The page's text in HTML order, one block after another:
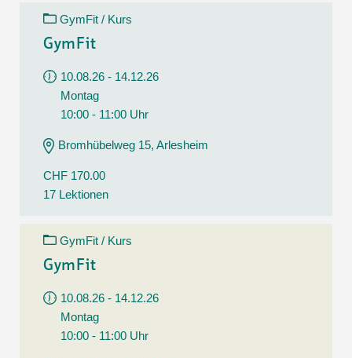
GymFit / Kurs
GymFit
10.08.26 - 14.12.26
Montag
10:00 - 11:00 Uhr
Bromhübelweg 15, Arlesheim
CHF 170.00
17 Lektionen
GymFit / Kurs
GymFit
10.08.26 - 14.12.26
Montag
10:00 - 11:00 Uhr